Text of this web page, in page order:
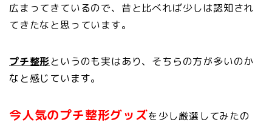
広まってきているので、昔と比べれば少しは認知され
てきたなと思っています。
プチ整形というのも実はあり、そちらの方が多いのか
なと感じています。
今人気のプチ整形グッズを少し厳選してみたの